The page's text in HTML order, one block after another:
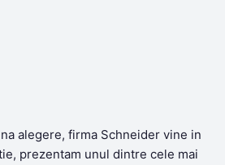
alegere, firma Schneider vine in
prezentam unul dintre cele mai